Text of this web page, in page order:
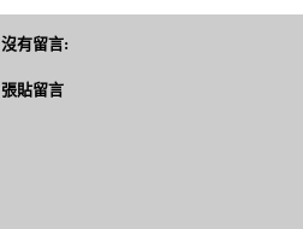
沒有留言:
張貼留言